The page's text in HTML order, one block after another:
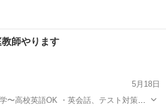
師やります
5月18日
〜高校英語OK ・英会話、テスト対策ど